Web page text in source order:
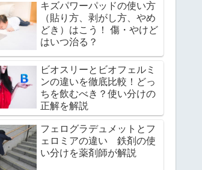
キズパワーパッドの使い方
（貼り方、剥がし方、やめ
どき）はこう！ 傷・やけど
はいつ治る？
ビオスリーとビオフェルミ
ンの違いを徹底比較！どっ
ちを飲むべき？使い分けの
正解を解説
フェログラデュメットとフ
ェロミアの違い 鉄剤の使
い分けを薬剤師が解説